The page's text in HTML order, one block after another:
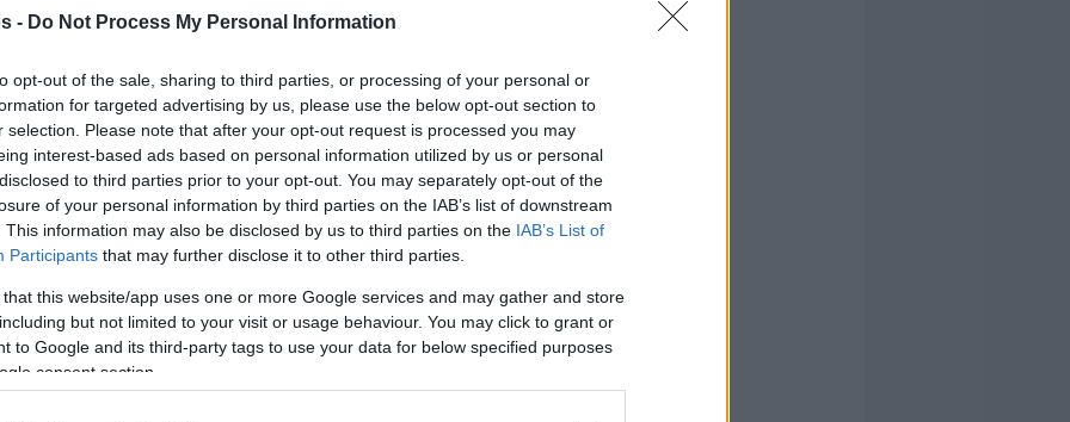
- Do Not Process My Personal Information
opt-out of the sale, sharing to third parties, or processing of your personal or
for targeted advertising by us, please use the below opt-out section to
selection. Please note that after your opt-out request is processed you may
interest-based ads based on personal information utilized by us or personal
to third parties prior to your opt-out. You may separately opt-out of the
of your personal information by third parties on the IAB’s list of downstream
This information may also be disclosed by us to third parties on the IAB’s List of
Participants that may further disclose it to other third parties.
that this website/app uses one or more Google services and may gather and store
but not limited to your visit or usage behaviour. You may click to grant or
to Google and its third-party tags to use your data for below specified purposes
consent section.
10/SEP/25 09:19
επίσημο φαβορί για να αναλάβει την
εθνική ομάδα ανδρών της Ιταλίας.
Μπάνκι για το τέλος από
τον πάγκο της Λετονίας:
“Είμαι πολύ περήφανος,
πετύχαμε απίστευτα
πραγματα”
06/SEP/25 22:07
του, από τον πάγκο της Λετονίας, μετά από